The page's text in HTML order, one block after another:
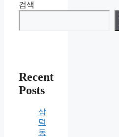
검색
Recent
Posts
삼
덕
동